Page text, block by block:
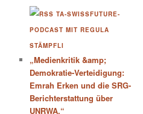
TA-SWISSFUTURE-
PODCAST MIT REGULA
STÄMPFLI
„Medienkritik &amp;
Demokratie-Verteidigung:
Emrah Erken und die SRG-
Berichterstattung über
UNRWA.“